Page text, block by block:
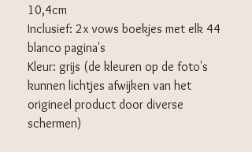
10,4cm
Inclusief: 2x vows boekjes met elk 44
blanco pagina's
Kleur: grijs (de kleuren op de foto's
kunnen lichtjes afwijken van het
origineel product door diverse
schermen)